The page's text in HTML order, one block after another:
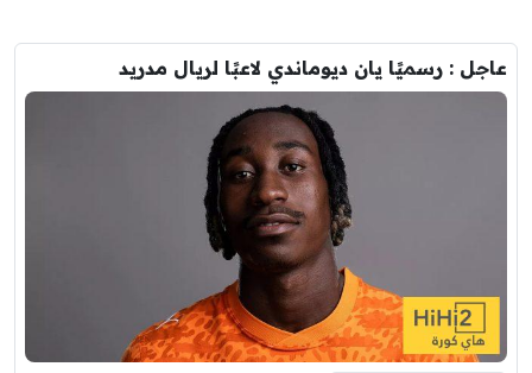
عاجل : رسميًا يان ديوماندي لاعبًا لريال مدريد